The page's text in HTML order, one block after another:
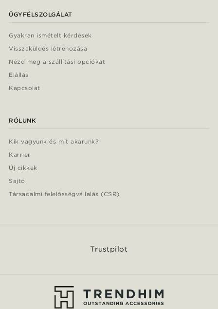
ÜGYFÉLSZOLGÁLAT
Gyakran ismételt kérdések
Visszaküldés létrehozása
Nézd meg a szállítási opciókat
Elállás
Kapcsolat
RÓLUNK
Kik vagyunk és mit akarunk?
Karrier
Új cikkek
Sajtó
Társadalmi felelősségvállalás (CSR)
Trustpilot